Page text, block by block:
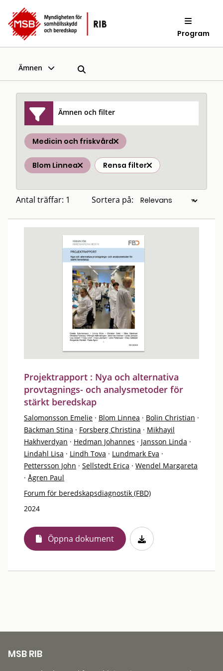
Program
Ämnen
Ämnen och filter
Medicin och friskvård
Blom Linnea Rensa filter
Antal träffar: 1 Sortera på:
Projektrapport : Nya och alternativa
provtagnings- och analysmetoder för
stärkt beredskap
Salomonsson Emelie · Blom Linnea · Bolin Christian ·
Bäckman Stina · Forsberg Christina · Mikhayil
Hakhverdyan · Hedman Johannes · Jansson Linda ·
Lindahl Lisa · Lindh Tova · Lundmark Eva ·
Pettersson John · Sellstedt Erica · Wendel Margareta
· Ågren Paul
Forum för beredskapsdiagnostik (FBD)
2024
Öppna dokument
MSB RIB